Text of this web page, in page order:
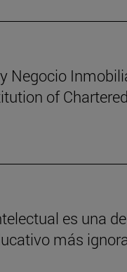
Negocio
of
es una
más